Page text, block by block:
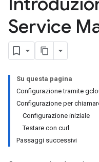
Service
Su questa pagina
Configurazione tramite
Configurazione per
Configurazione iniziale
Testare con curl
Passaggi successivi